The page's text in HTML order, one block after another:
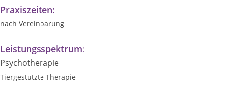
Praxiszeiten:
nach Vereinbarung
Leistungsspektrum:
Psychotherapie
Tiergestützte Therapie